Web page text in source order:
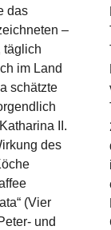
das
–
täglich
im Land
schätzte
II.
des
(Vier
und